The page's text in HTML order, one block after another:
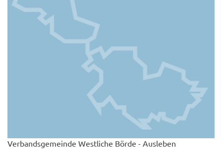
Verbandsgemeinde Westliche Börde - Ausleben